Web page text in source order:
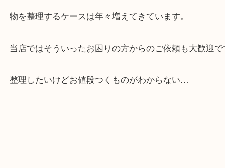
全国展開のスケールメリットで高額査定！
くお買取りをしています！